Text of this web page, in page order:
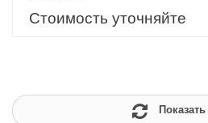
Стоимость уточняйте